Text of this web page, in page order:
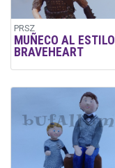
PRSZ
MUÑECO AL ESTILO
BRAVEHEART